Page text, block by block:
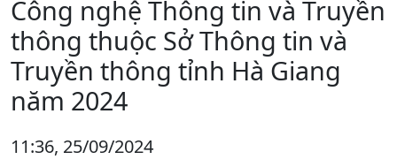
Công nghệ Thông tin và Truyền
thông thuộc Sở Thông tin và
Truyền thông tỉnh Hà Giang
năm 2024
11:36, 25/09/2024